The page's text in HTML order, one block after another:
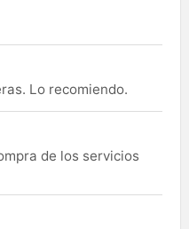
Lo recomiendo.
de los servicios